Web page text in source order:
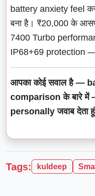
battery anxiety feel
बना है। ₹20,000 के
7400 Turbo
IP68+69 protection
आपका कोई सवाल है —
comparison के बारे में
personally जवाब देता
Tags: kuldeep